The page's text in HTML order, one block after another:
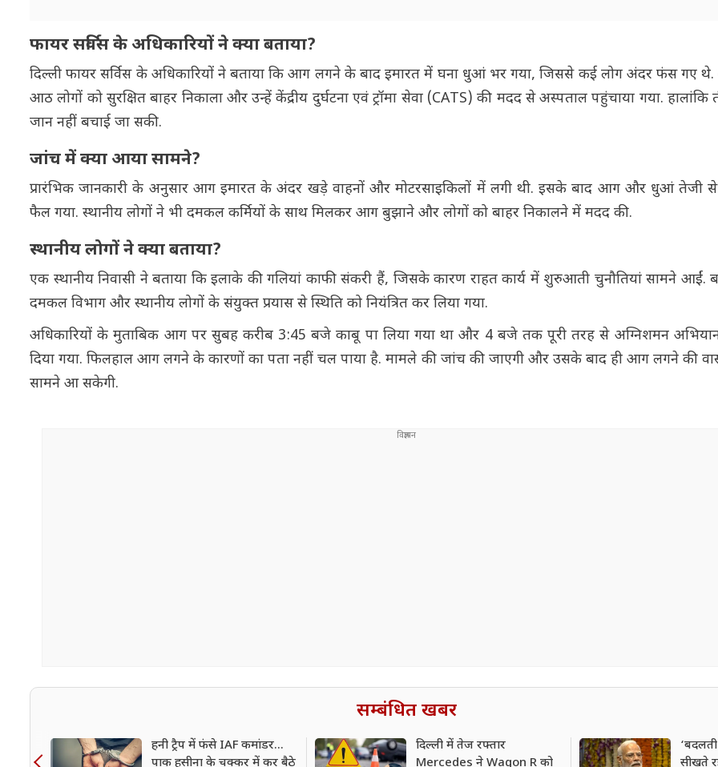
फायर सर्विस के अधिकारियों ने क्या बताया?
दिल्ली फायर सर्विस के अधिकारियों ने बताया कि आग लगने के बाद इमारत में घना धुआं भर गया, जिससे कई लोग अंदर फंस गए
आठ लोगों को सुरक्षित बाहर निकाला और उन्हें केंद्रीय दुर्घटना एवं ट्रॉमा सेवा (CATS) की मदद से अस्पताल पहुंचाया गया. हालांकि
जान नहीं बचाई जा सकी.
जांच में क्या आया सामने?
प्रारंभिक जानकारी के अनुसार आग इमारत के अंदर खड़े वाहनों और मोटरसाइकिलों में लगी थी. इसके बाद आग और धुआं तेजी
फैल गया. स्थानीय लोगों ने भी दमकल कर्मियों के साथ मिलकर आग बुझाने और लोगों को बाहर निकालने में मदद की.
स्थानीय लोगों ने क्या बताया?
एक स्थानीय निवासी ने बताया कि इलाके की गलियां काफी संकरी हैं, जिसके कारण राहत कार्य में शुरुआती चुनौतियां सामने आईं.
दमकल विभाग और स्थानीय लोगों के संयुक्त प्रयास से स्थिति को नियंत्रित कर लिया गया.
अधिकारियों के मुताबिक आग पर सुबह करीब 3:45 बजे काबू पा लिया गया था और 4 बजे तक पूरी तरह से अग्निशमन
दिया गया. फिलहाल आग लगने के कारणों का पता नहीं चल पाया है. मामले की जांच की जाएगी और उसके बाद ही आग लगने की
सामने आ सकेगी.
सम्बंधित खबर
हनी ट्रैप में फंसे IAF कमांडर...
पाक हसीना के चक्कर में कर बैठे
दिल्ली में तेज रफ्तार
Mercedes ने Wagon R को
‘बदलती
सीखते